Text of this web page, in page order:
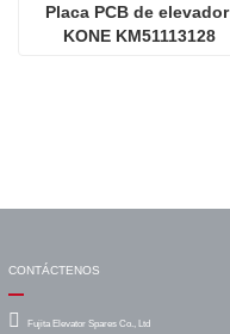
Placa PCB de elevador
KONE KM51113128
CONTÁCTENOS
Fujita Elevator Spares Co., Ltd